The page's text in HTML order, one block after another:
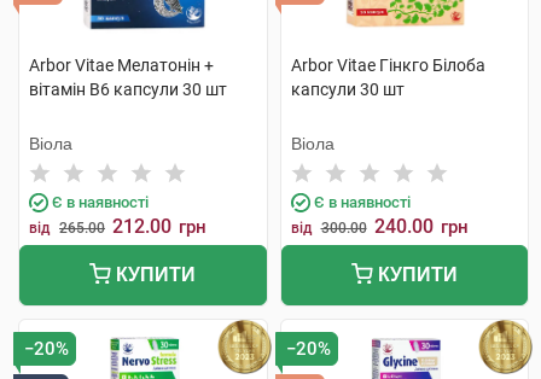
Arbor Vitae Мелатонін +
вітамін В6 капсули 30 шт
Віола
Є в наявності
від 265.00 212.00 грн
КУПИТИ
Arbor Vitae Гінкго Білоба
капсули 30 шт
Віола
Є в наявності
від 300.00 240.00 грн
КУПИТИ
−20% −20%